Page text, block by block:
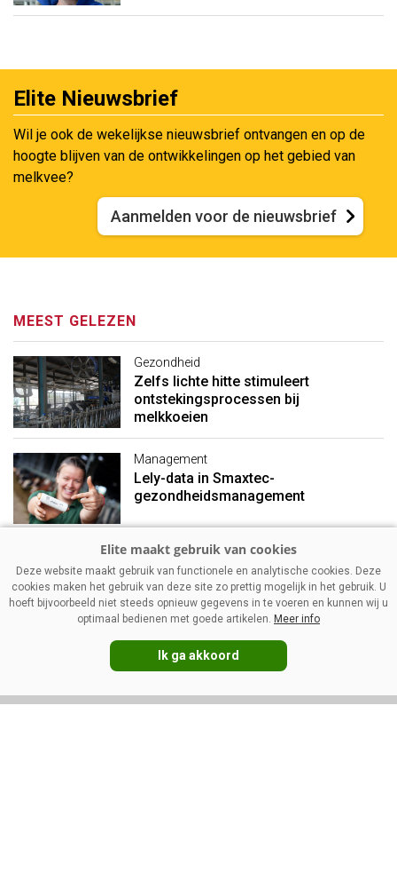
Elite Nieuwsbrief
Wil je ook de wekelijkse nieuwsbrief ontvangen en op de
hoogte blijven van de ontwikkelingen op het gebied van
melkvee?
Aanmelden voor de nieuwsbrief
MEEST GELEZEN
Gezondheid
Zelfs lichte hitte stimuleert
ontstekingsprocessen bij
melkkoeien
Management
Lely-data in Smaxtec-
gezondheidsmanagement
Management
Mager melkpoeder: stevigere
prijzen ondanks vakantietijd
Deze website maakt gebruik van functionele en analytische cookies. Deze
cookies maken het gebruik van deze site zo prettig mogelijk in het gebruik. U
hoeft bijvoorbeeld niet steeds opnieuw gegevens in te voeren en kunnen wij u
optimaal bedienen met goede artikelen. Meer info
Ik ga akkoord